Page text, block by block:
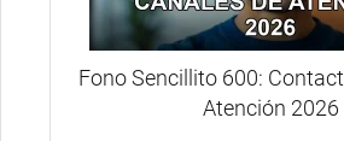
Fono Sencillito 600:
Atención 2026